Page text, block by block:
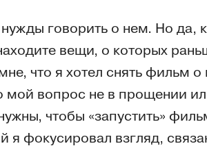
говорить о нем. Но да,
вещи, о которых
что я хотел снять фильм
мой вопрос не в прощении
чтобы «запустить»
я фокусировал взгляд,